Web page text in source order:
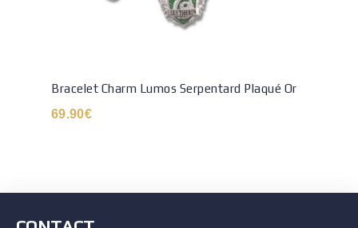
Bracelet Charm Lumos Serpentard Plaqué Or
69.90€